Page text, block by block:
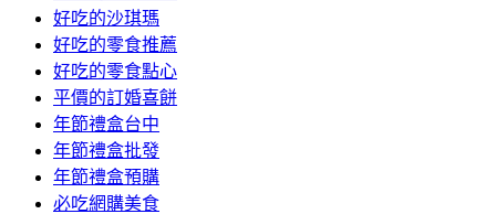
好吃的沙琪瑪
好吃的零食推薦
好吃的零食點心
平價的訂婚喜餅
年節禮盒台中
年節禮盒批發
年節禮盒預購
必吃網購美食